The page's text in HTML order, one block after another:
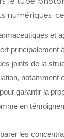
et
joints de la
garantir la
les